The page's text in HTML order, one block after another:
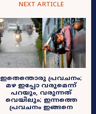
NEXT ARTICLE
ഇതെന്തൊരു പ്രവചനം;
മഴ ഇപ്പോ വരുമെന്ന്
പറയും, വരുന്നത്
വെയിലും; ഇന്നത്തെ
പ്രവചനം ഇങ്ങനെ